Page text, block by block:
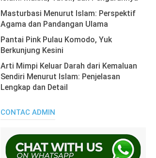
Masturbasi Menurut Islam: Perspektif
Agama dan Pandangan Ulama
Pantai Pink Pulau Komodo, Yuk
Berkunjung Kesini
Arti Mimpi Keluar Darah dari Kemaluan
Sendiri Menurut Islam: Penjelasan
Lengkap dan Detail
CONTAC ADMIN